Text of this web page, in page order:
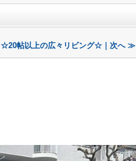
☆20帖以上の広々リビング☆｜次へ ≫